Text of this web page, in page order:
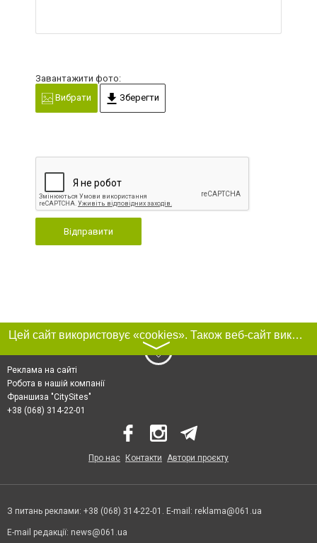
Завантажити фото:
Вибрати
Зберегти
Відправити
Цей сайт використовує «cookies». Також веб-сайт використовує інтернет-сервіс для збору технічних даних стосовно відвідувачів з метою отримання маркетингової та статистичної інформації. Умови обробки даних відвідувачів сайту див.
〉
Реклама на сайті
Робота в нашій компанії
Франшиза "CitySites"
+38 (068) 314-22-01
Про нас Контакти Автори проєкту
З питань реклами: +38 (068) 314-22-01. E-mail: reklama@061.ua
E-mail редакції: news@061.ua